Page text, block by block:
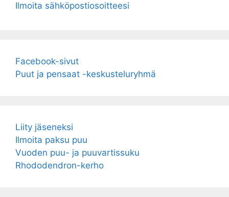
Ilmoita sähköpostiosoitteesi
Facebook-sivut
Puut ja pensaat -keskusteluryhmä
Liity jäseneksi
Ilmoita paksu puu
Vuoden puu- ja puuvartissuku
Rhododendron-kerho